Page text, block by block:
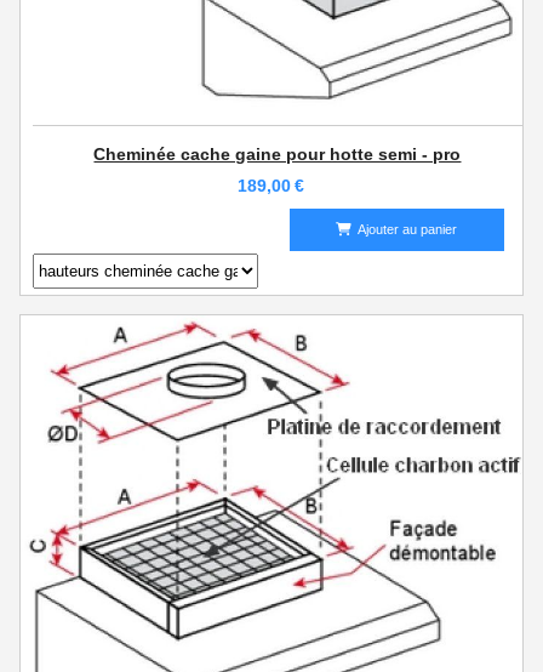
Cheminée cache gaine pour hotte semi - pro
189,00€
Ajouter au panier